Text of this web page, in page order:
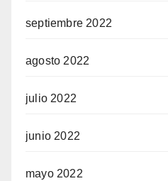
septiembre 2022
agosto 2022
julio 2022
junio 2022
mayo 2022